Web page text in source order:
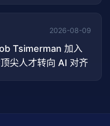
2026-08-09
Tsimerman 加入
尖人才转向 AI 对齐